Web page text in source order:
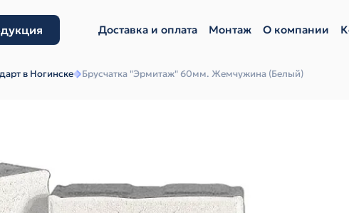
Доставка и оплата Монтаж О компании
в Ногинске Брусчатка "Эрмитаж" 60мм. Жемчужина (Белый)